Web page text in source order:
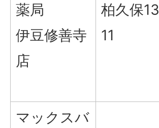
薬局
伊豆修善寺
店
柏久保13
11
マックスバ